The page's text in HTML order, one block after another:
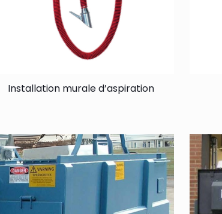
Installation murale d’aspiration